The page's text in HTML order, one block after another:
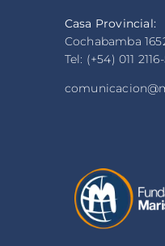
Casa Provincial:
Cochabamba
Tel: (+54) 011